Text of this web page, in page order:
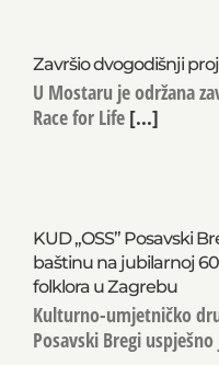
Završio dvogodišnji
U Mostaru je održana
Race for Life [...]
KUD „OSS” Posavski
baštinu na jubilarnoj
folklora u Zagrebu
Kulturno-umjetničko
Posavski Bregi